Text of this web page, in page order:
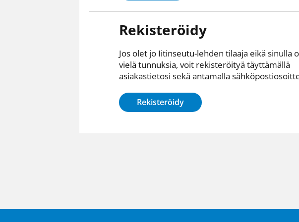
Rekisteröidy
Jos olet jo Iitinseutu-lehden tilaaja eikä sinulla
vielä tunnuksia, voit rekisteröityä täyttämällä
asiakastietosi sekä antamalla
Rekisteröidy